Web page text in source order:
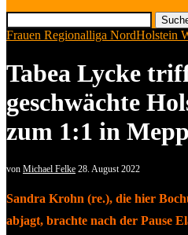
Frauen Regionalliga NordHolstein
Tabea Lycke
geschwächte
zum 1:1 in
von Michael Felke 28. August 2022
Sandra Krohn (re.), die hier
abjagt, brachte nach der Pause